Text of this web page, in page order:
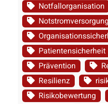
Notfallorganisation
Notstromversorgung
Patientensicherheit
Prävention
Resilienz
Risikobewertung